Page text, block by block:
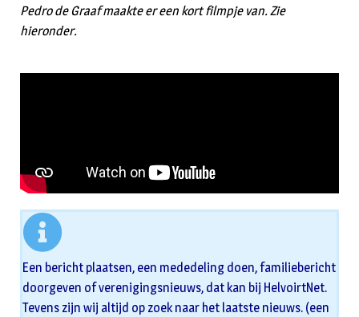
Pedro de Graaf maakte er een kort filmpje van. Zie
hieronder.
Een bericht plaatsen, een mededeling doen, familiebericht
doorgeven of verenigingsnieuws, dat kan bij HelvoirtNet.
Tevens zijn wij altijd op zoek naar het laatste nieuws. (een